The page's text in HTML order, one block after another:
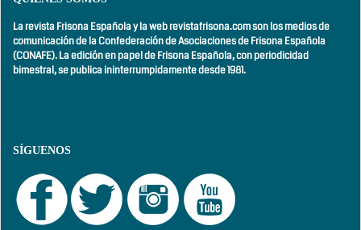
La revista Frisona Española y la web revistafrisona.com son los medios de
comunicación de la Confederación de Asociaciones de Frisona Española
(CONAFE). La edición en papel de Frisona Española, conperiodicidad
bimestral,se publica ininterrumpidamente desde 1981.
SÍGUENOS